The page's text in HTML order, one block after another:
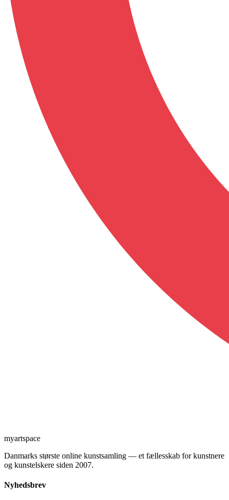
myartspace
Danmarks største online kunstsamling — et fællesskab for kunstnere
og kunstelskere siden 2007.
Nyhedsbrev